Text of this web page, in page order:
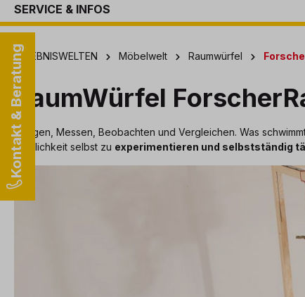
SERVICE & INFOS
Kontakt & Beratung
ERLEBNISWELTEN Möbelwelt Raumwürfel
RaumWürfel
Wiegen, Messen, Beobachten und Vergleichen. Was
Möglichkeit selbst zu experimentieren und selbstständig